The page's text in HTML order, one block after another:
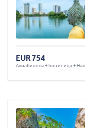
EUR 754
Авиабилеты + Гостиница +